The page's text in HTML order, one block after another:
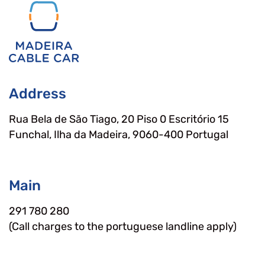
Address
Rua Bela de São Tiago, 20 Piso 0 Escritório 15
Funchal, Ilha da Madeira, 9060-400 Portugal
Main
291 780 280
(Call charges to the portuguese landline apply)